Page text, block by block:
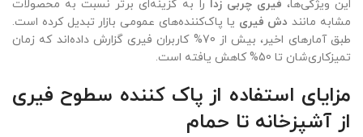
این ویژگی‌ها، فیری چربی زدا را به گزینه‌ای برتر نسبت به محصولات
مشابه مانند دش فیری یا پاک‌کننده‌های عمومی بازار تبدیل کرده است.
طبق آمارهای اخیر، بیش از 70% کاربران فیری گزارش داده‌اند که زمان
تمیزکاری‌شان تا 50% کاهش یافته است.
مزایای استفاده از پاک کننده سطوح فیری
از آشپزخانه تا حمام